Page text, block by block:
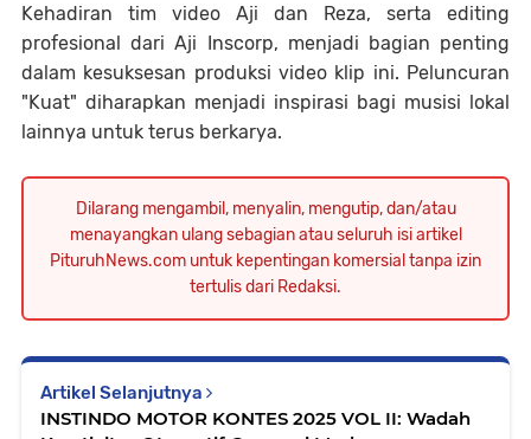
Kehadiran tim video Aji dan Reza, serta editing
profesional dari Aji Inscorp, menjadi bagian penting
dalam kesuksesan produksi video klip ini. Peluncuran
"Kuat" diharapkan menjadi inspirasi bagi musisi lokal
lainnya untuk terus berkarya.
Dilarang mengambil, menyalin, mengutip, dan/atau
menayangkan ulang sebagian atau seluruh isi artikel
PituruhNews.com untuk kepentingan komersial tanpa izin
tertulis dari Redaksi.
Artikel Selanjutnya
INSTINDO MOTOR KONTES 2025 VOL II: Wadah